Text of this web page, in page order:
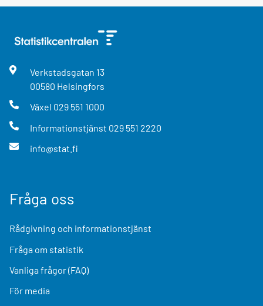
Verkstadsgatan 13
00580 Helsingfors
Växel 029 551 1000
Informationstjänst 029 551 2220
info@stat.fi
Fråga oss
Rådgivning och informationstjänst
Fråga om statistik
Vanliga frågor (FAQ)
För media